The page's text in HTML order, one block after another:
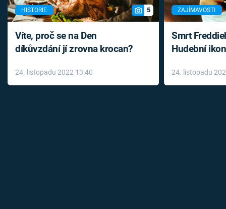
HISTORIE 5
Víte, proč se na Den
díkůvzdání jí zrovna krocan?
24. listopadu 2022 13:40
ZAJÍMAVOSTI
Smrt
Hudební
léky
24. listopadu